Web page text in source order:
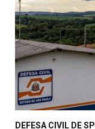
DEFESA CIVIL DE